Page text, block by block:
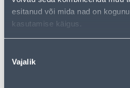
esitanud või mida nad on
kasutamise käigus.
valik
Vajalik